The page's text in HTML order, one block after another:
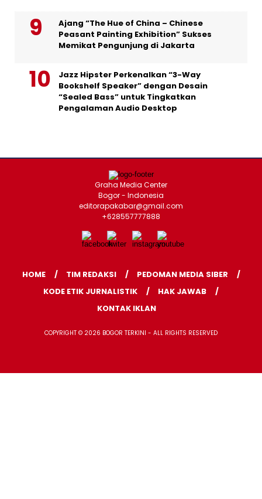
Ajang “The Hue of China – Chinese
Peasant Painting Exhibition” Sukses
Memikat Pengunjung di Jakarta
Jazz Hipster Perkenalkan “3-Way
Bookshelf Speaker” dengan Desain
“Sealed Bass” untuk Tingkatkan
Pengalaman Audio Desktop
Graha Media Center
Bogor - Indonesia
editorapakabar@gmail.com
+628557777888
HOME TIM REDAKSI
PEDOMAN MEDIA SIBER
KODE ETIK JURNALISTIK
HAK JAWAB
KONTAK IKLAN
COPYRIGHT © 2026 BOGOR TERKINI - ALL RIGHTS RESERVED